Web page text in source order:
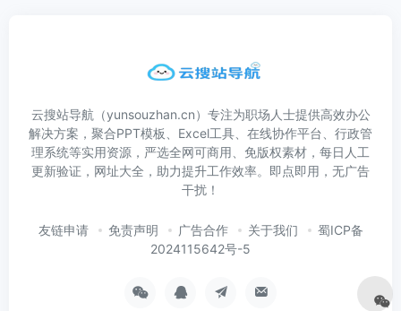
云搜站导航（yunsouzhan.cn）专注为职场人士提供高效办公
解决方案，聚合PPT模板、Excel工具、在线协作平台、行政管
理系统等实用资源，严选全网可商用、免版权素材，每日人工
更新验证，网址大全，助力提升工作效率。即点即用，无广告
干扰！
友链申请 免责声明 广告合作 关于我们
蜀ICP备
2024115642号-5